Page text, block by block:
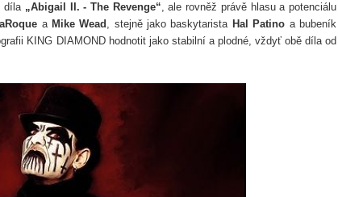
díla „Abigail II. - The Revenge“, ale rovněž právě hlasu a potenciálu
a Mike Wead , stejně jako baskytaristaHal Patino a bubeník
KING DIAMOND hodnotit jako stabilní a plodné, vždyť obě díla od